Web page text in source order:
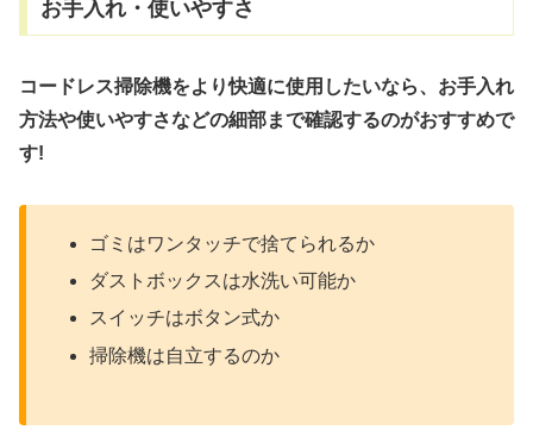
お手入れ・使いやすさ
コードレス掃除機をより快適に使用したいなら、お手入れ
方法や使いやすさなどの細部まで確認するのがおすすめで
す!
ゴミはワンタッチで捨てられるか
ダストボックスは水洗い可能か
スイッチはボタン式か
掃除機は自立するのか